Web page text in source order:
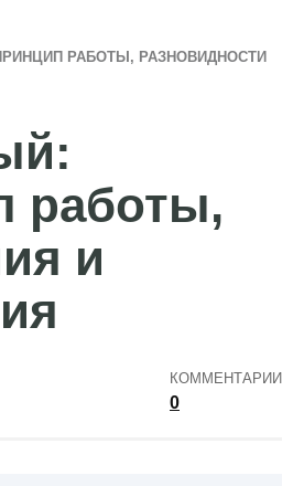
РАБОТЫ, РАЗНОВИДНОСТИ
работы,
и
КОММЕНТАРИИ
0